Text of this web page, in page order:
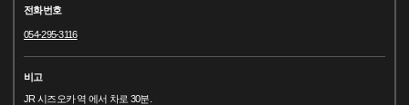
전화번호
054-295-3116
비고
JR 시즈오카 역 에서 차로 30분.